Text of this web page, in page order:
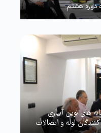
دوره هشتم
های نوین آبیاری
لوله و اتصالات